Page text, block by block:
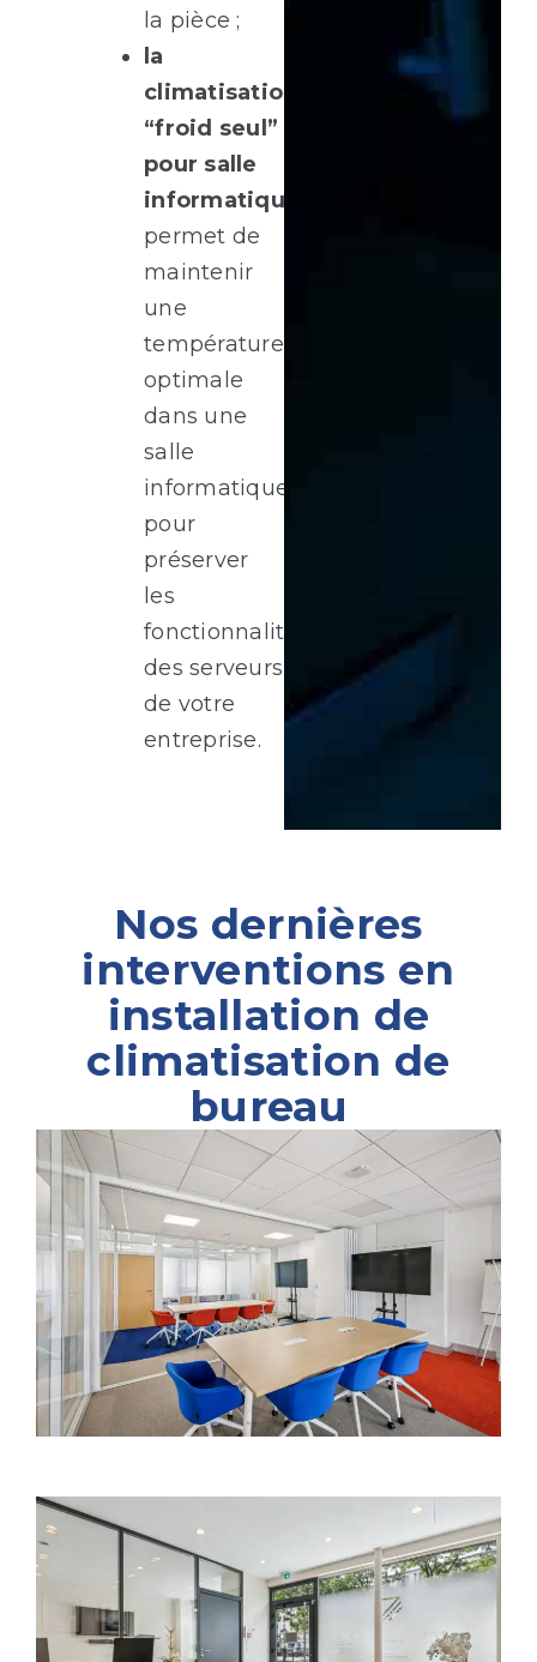
la pièce ;
la
climatisation
“froid seul”
pour salle
informatique
permet de
maintenir
une
température
optimale
dans une
salle
informatique
pour
préserver
les
fonctionnalités
des serveurs
de votre
entreprise.
Nos dernières
interventions en
installation de
climatisation de
bureau